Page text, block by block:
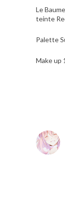
Le
teinte
Palette
Make up